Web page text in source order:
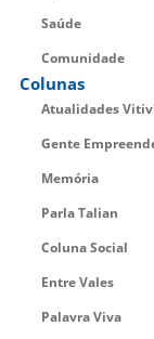
Saúde
Comunidade
Colunas
Atualidades
Gente
Memória
Parla Talian
Coluna Social
Entre Vales
Palavra Viva